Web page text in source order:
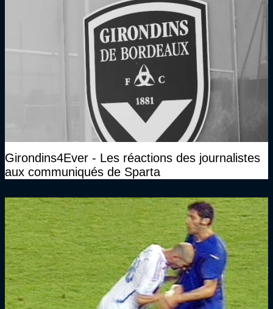
Girondins4Ever - Les réactions des journalistes
aux communiqués de Sparta